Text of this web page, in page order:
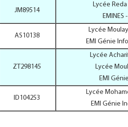
JM89514
Lycée
EMINES
AS10138
Lycée
EMI Génie
ZT298145
Lycée
Lycée
EMI
ID104253
Lycée
EMI Génie